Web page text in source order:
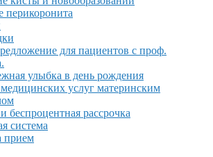
перикоронита
для пациентов с проф.
улыбка в день рождения
услуг материнским
беспроцентная рассрочка
система
прием